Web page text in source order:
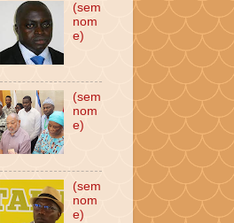
(sem
nom
e)
(sem
nom
e)
(sem
nom
e)